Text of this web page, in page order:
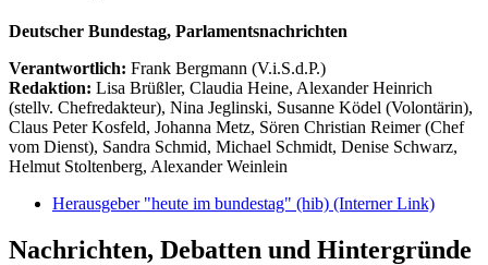
Deutscher Bundestag, Parlamentsnachrichten
Verantwortlich: Frank Bergmann (V.i.S.d.P.)
Redaktion: Lisa Brüßler, Claudia Heine, Alexander Heinrich
(stellv. Chefredakteur), Nina Jeglinski, Susanne Ködel (Volontärin),
Claus Peter Kosfeld, Johanna Metz, Sören Christian Reimer (Chef
vom Dienst), Sandra Schmid, Michael Schmidt, Denise Schwarz,
Helmut Stoltenberg, Alexander Weinlein
Herausgeber "heute im bundestag" (hib) (Interner Link)
Nachrichten, Debatten und Hintergründe